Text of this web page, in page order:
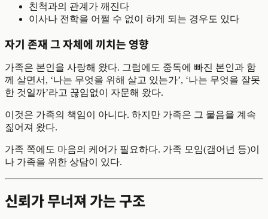
친척과의 관계가 깨진다
이사나 전학을 어쩔 수 없이 하게 되는 경우도 있다
자기 존재 그 자체에 끼치는 영향
가족은 본인을 사랑해 왔다. 그럼에도 중독에 빠진 본인과 함
께 살면서, ‘나는 무엇을 위해 살고 있는가’, ‘나는 무엇을 잘못
한 것일까’라고 끊임없이 자문해 왔다.
이것은 가족의 책임이 아니다. 하지만 가족은 그 물음을 계속
짊어져 왔다.
가족 쪽에도 마음의 케어가 필요하다. 가족 모임(갬어넌 등)이
나 가족을 위한 상담이 있다.
신뢰가 무너져 가는 구조